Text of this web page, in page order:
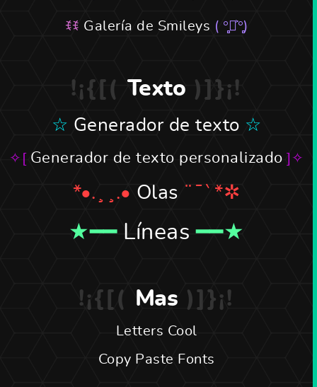
Galería de Smileys
Texto
Generador de texto
Generador de texto personalizado
Olas
Líneas
Mas
Letters Cool
Copy Paste Fonts